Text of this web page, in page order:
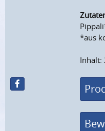
*aus
Inhalt: